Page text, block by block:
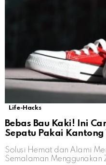
Life-Hacks
Bebas Bau Kaki! Ini
Sepatu Pakai Kantong
Solusi Hemat dan Alami
Semalaman Menggunakan